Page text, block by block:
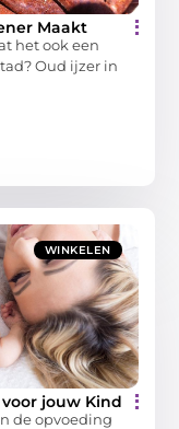
Maakt
het ook een
Oud ijzer in
WINKELEN
jouw Kind
de opvoeding